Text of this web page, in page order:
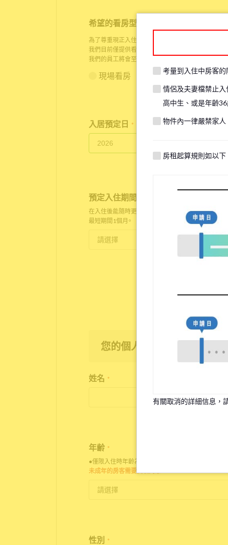
希望的看房型態
為了尊重現正入住房客的生活隱私，在某些情況下，
我們目前僅提供看房服務給人已身在日本的顧客，請見
我們的員工將會至物件現場與您以
現場看房 線上看房
入居預定日 *
預定入住期間
在入住後能隨時更改。
最短期間1個月。
您的個人資訊
姓名 *
年齢 *
●僅限入住時年齡為18歲至35歲之人士申請入住。
未成年的房客需要雙親同意。
性別 *
考量到入住中房客
情侶及夫妻檔禁止入
高中生、或是年齡
物件內一律嚴禁家人
房租起算規則如以下
有關取消的詳細信息，